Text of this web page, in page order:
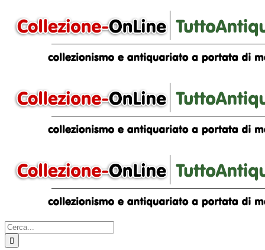
Cerca
per: